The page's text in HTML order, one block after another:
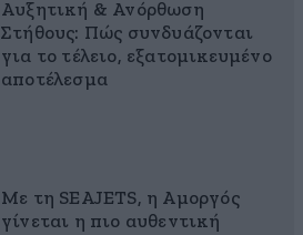
Αυξητική & Ανόρθωση
Στήθους: Πώς συνδυάζονται
για το τέλειο, εξατομικευμένο
αποτέλεσμα
Με τη SEAJETS, η Αμοργός
γίνεται η πιο αυθεντική